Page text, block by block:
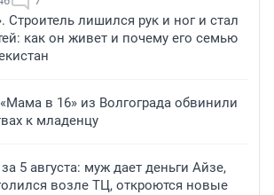
Строитель лишился рук и ног и стал
как он живет и почему его семью
в 16» из Волгограда обвинили
к младенцу
5 августа: муж дает деньги Айзе,
возле ТЦ, откроются новые